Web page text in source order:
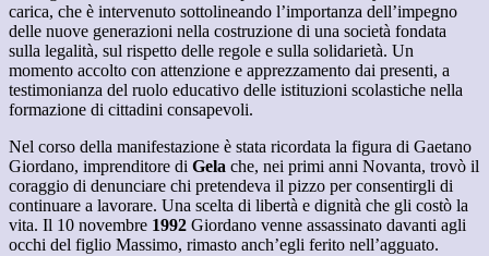
carica, che è intervenuto sottolineando l’importanza dell’impegno
delle nuove generazioni nella costruzione di una società fondata
sulla legalità, sul rispetto delle regole e sulla solidarietà. Un
momento accolto con attenzione e apprezzamento dai presenti, a
testimonianza del ruolo educativo delle istituzioni scolastiche nella
formazione di cittadini consapevoli.
Nel corso della manifestazione è stata ricordata la figura di Gaetano
Giordano, imprenditore di Gela che, nei primi anni Novanta, trovò il
coraggio di denunciare chi pretendeva il pizzo per consentirgli di
continuare a lavorare. Una scelta di libertà e dignità che gli costò la
vita. Il 10 novembre 1992 Giordano venne assassinato davanti agli
occhi del figlio Massimo, rimasto anch’egli ferito nell’agguato.